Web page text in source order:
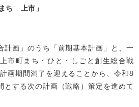
ち 上市」
画」のうち「前期基本計画」と、一
市町まち・ひと・しごと創生総合戦
画期間満了を迎えることから、令和8
とする次の計画（戦略）策定を進めて